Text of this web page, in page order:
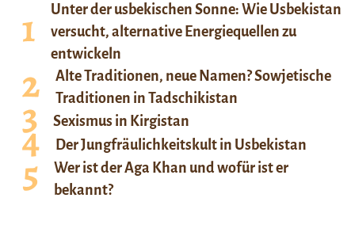
Unter der usbekischen Sonne: Wie Usbekistan
versucht, alternative Energiequellen zu
entwickeln
Alte Traditionen, neue Namen? Sowjetische
Traditionen in Tadschikistan
Sexismus in Kirgistan
Der Jungfräulichkeitskult in Usbekistan
Wer ist der Aga Khan und wofür ist er
bekannt?